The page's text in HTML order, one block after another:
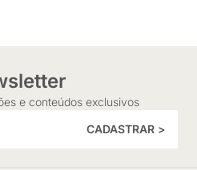
e conteúdos exclusivos
CADASTRAR >